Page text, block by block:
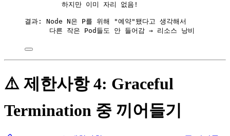
하지만 이미 자리 없음!
결과: Node N은 P를 위해 "예약"됐다고 생각해서
다른 작은 Pod들도 안 들어감 → 리소스 낭비
⚠️ 제한사항 4: Graceful
Termination 중 끼어들기